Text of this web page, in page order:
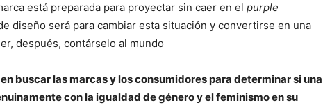
está preparada para proyectar sin caer en el purple
diseño será para cambiar esta situación y convertirse en una
después, contárselo al mundo
buscar las marcas y los consumidores para determinar si una
con la igualdad de género y el feminismo en su